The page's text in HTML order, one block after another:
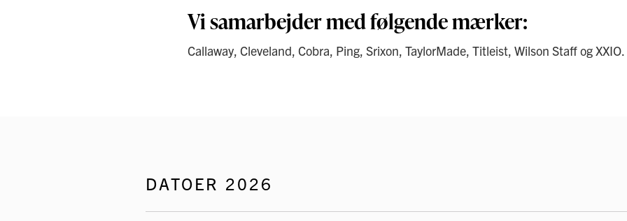
Vi samarbejder med følgende mærker:
Callaway, Cleveland, Cobra, Ping, Srixon, TaylorMade, Titleist, Wilson Staff og XXIO.
DATOER 2026